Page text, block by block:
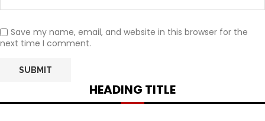
Save my name, email, and website in this browser for the
next time I comment.
HEADING TITLE